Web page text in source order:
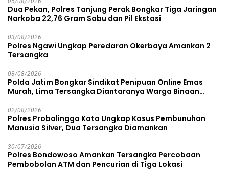
Dua Pekan, Polres Tanjung Perak Bongkar Tiga Jaringan
Narkoba 22,76 Gram Sabu dan Pil Ekstasi
03/08/2026
Polres Ngawi Ungkap Peredaran Okerbaya Amankan 2
Tersangka
03/08/2026
Polda Jatim Bongkar Sindikat Penipuan Online Emas
Murah, Lima Tersangka Diantaranya Warga Binaan
02/08/2026
Polres Probolinggo Kota Ungkap Kasus Pembunuhan
Manusia Silver, Dua Tersangka Diamankan
30/07/2026
Polres Bondowoso Amankan Tersangka Percobaan
Pembobolan ATM dan Pencurian di Tiga Lokasi